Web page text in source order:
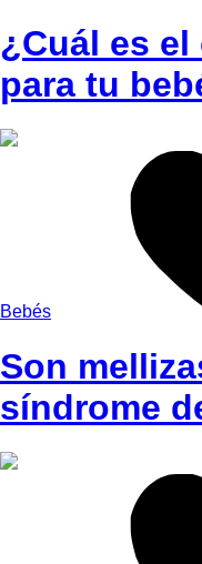
¿Cuál es
para tu
Bebés
Son
síndrome